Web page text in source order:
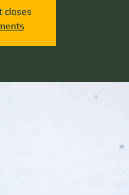
closes